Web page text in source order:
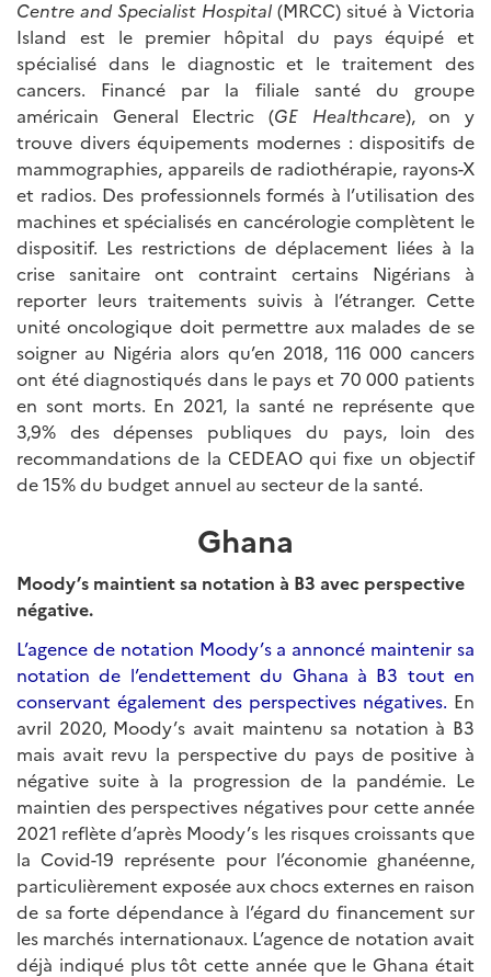
Centre and Specialist Hospital (MRCC) situé à Victoria
Island est le premier hôpital du pays équipé et
spécialisé dans le diagnostic et le traitement des
cancers. Financé par la filiale santé du groupe
américain General Electric (GE Healthcare), on y
trouve divers équipements modernes : dispositifs de
mammographies, appareils de radiothérapie, rayons-X
et radios. Des professionnels formés à l’utilisation des
machines et spécialisés en cancérologie complètent le
dispositif. Les restrictions de déplacement liées à la
crise sanitaire ont contraint certains Nigérians à
reporter leurs traitements suivis à l’étranger. Cette
unité oncologique doit permettre aux malades de se
soigner au Nigéria alors qu’en 2018, 116 000 cancers
ont été diagnostiqués dans le pays et 70 000 patients
en sont morts. En 2021, la santé ne représente que
3,9% des dépenses publiques du pays, loin des
recommandations de la CEDEAO qui fixe un objectif
de 15% du budget annuel au secteur de la santé.
Ghana
Moody’s maintient sa notation à B3 avec perspective
négative.
L’agence de notation Moody’s a annoncé maintenir sa
notation de l’endettement du Ghana à B3 tout en
conservant également des perspectives négatives. En
avril 2020, Moody’s avait maintenu sa notation à B3
mais avait revu la perspective du pays de positive à
négative suite à la progression de la pandémie. Le
maintien des perspectives négatives pour cette année
2021 reflète d’après Moody’s les risques croissants que
la Covid-19 représente pour l’économie ghanéenne,
particulièrement exposée aux chocs externes en raison
de sa forte dépendance à l’égard du financement sur
les marchés internationaux. L’agence de notation avait
déjà indiqué plus tôt cette année que le Ghana était